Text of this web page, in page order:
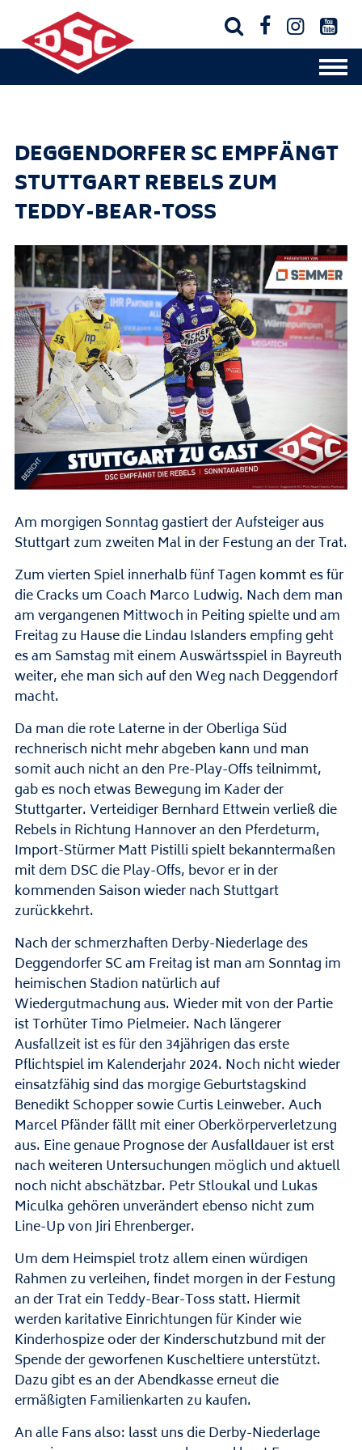
   
DEGGENDORFER SC EMPFÄNGT
STUTTGART REBELS ZUM
TEDDY-BEAR-TOSS
Am morgigen Sonntag gastiert der Aufsteiger aus
Stuttgart zum zweiten Mal in der Festung an der Trat.
Zum vierten Spiel innerhalb fünf Tagen kommt es für
die Cracks um Coach Marco Ludwig. Nach dem man
am vergangenen Mittwoch in Peiting spielte und am
Freitag zu Hause die Lindau Islanders empfing geht
es am Samstag mit einem Auswärtsspiel in Bayreuth
weiter, ehe man sich auf den Weg nach Deggendorf
macht.
Da man die rote Laterne in der Oberliga Süd
rechnerisch nicht mehr abgeben kann und man
somit auch nicht an den Pre-Play-Offs teilnimmt,
gab es noch etwas Bewegung im Kader der
Stuttgarter. Verteidiger Bernhard Ettwein verließ die
Rebels in Richtung Hannover an den Pferdeturm,
Import-Stürmer Matt Pistilli spielt bekanntermaßen
mit dem DSC die Play-Offs, bevor er in der
kommenden Saison wieder nach Stuttgart
zurückkehrt.
Nach der schmerzhaften Derby-Niederlage des
Deggendorfer SC am Freitag ist man am Sonntag im
heimischen Stadion natürlich auf
Wiedergutmachung aus. Wieder mit von der Partie
ist Torhüter Timo Pielmeier. Nach längerer
Ausfallzeit ist es für den 34jährigen das erste
Pflichtspiel im Kalenderjahr 2024. Noch nicht wieder
einsatzfähig sind das morgige Geburtstagskind
Benedikt Schopper sowie Curtis Leinweber. Auch
Marcel Pfänder fällt mit einer Oberkörperverletzung
aus. Eine genaue Prognose der Ausfalldauer ist erst
nach weiteren Untersuchungen möglich und aktuell
noch nicht abschätzbar. Petr Stloukal und Lukas
Miculka gehören unverändert ebenso nicht zum
Line-Up von Jiri Ehrenberger.
Um dem Heimspiel trotz allem einen würdigen
Rahmen zu verleihen, findet morgen in der Festung
an der Trat ein Teddy-Bear-Toss statt. Hiermit
werden karitative Einrichtungen für Kinder wie
Kinderhospize oder der Kinderschutzbund mit der
Spende der geworfenen Kuscheltiere unterstützt.
Dazu gibt es an der Abendkasse erneut die
ermäßigten Familienkarten zu kaufen.
An alle Fans also: lasst uns die Derby-Niederlage